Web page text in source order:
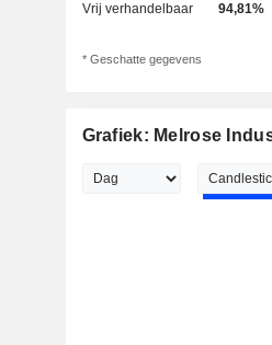
Vrij verhandelbaar 94,81%
* Geschatte gegevens
Grafiek: Melrose